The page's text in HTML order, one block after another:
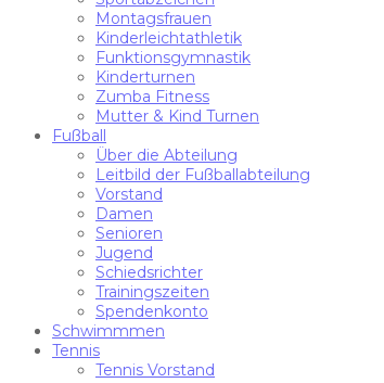
Montagsfrauen
Kinderleichtathletik
Funktionsgymnastik
Kinderturnen
Zumba Fitness
Mutter & Kind Turnen
Fußball
Über die Abteilung
Leitbild der Fußballabteilung
Vorstand
Damen
Senioren
Jugend
Schiedsrichter
Trainingszeiten
Spendenkonto
Schwimmmen
Tennis
Tennis Vorstand